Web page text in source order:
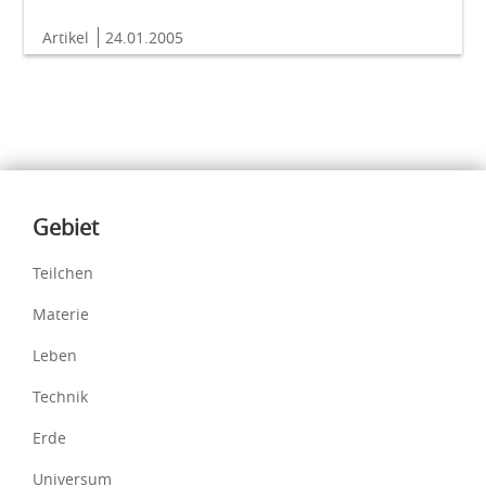
Artikel 24.01.2005
Inhalte
Gebiet
Teilchen
Materie
Leben
Technik
Erde
Universum